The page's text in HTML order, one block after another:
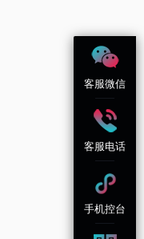
客服微信
客服电话
手机控台